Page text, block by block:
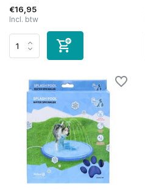
€16,95
Incl. btw